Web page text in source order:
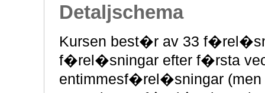
Detaljschema
Kursen best�r av 33
f�rel�sningar efter f�rsta
entimmesf�rel�sningar